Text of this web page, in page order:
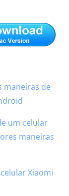
maneiras de
um celular
maneiras
Xiaomi